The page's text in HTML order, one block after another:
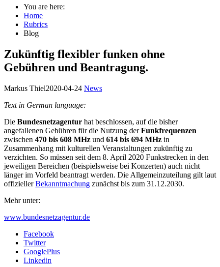
You are here:
Home
Rubrics
Blog
Zukünftig flexibler funken ohne
Gebühren und Beantragung.
Markus Thiel2020-04-24 News
Text in German language:
Die Bundesnetzagentur hat beschlossen, auf die bisher
angefallenen Gebühren für die Nutzung derFunkfrequenzen
zwischen 470 bis 608 MHz und 614 bis 694 MHz in
Zusammenhang mit kulturellen Veranstaltungen zukünftig zu
verzichten. So müssen seit dem 8. April 2020 Funkstrecken in den
jeweiligen Bereichen (beispielsweise bei Konzerten) auch nicht
länger im Vorfeld beantragt werden. Die Allgemeinzuteilung gilt laut
offiziellerBekanntmachung zunächst bis zum 31.12.2030.
Mehr unter:
www.bundesnetzagentur.de
Facebook
Twitter
GooglePlus
Linkedin